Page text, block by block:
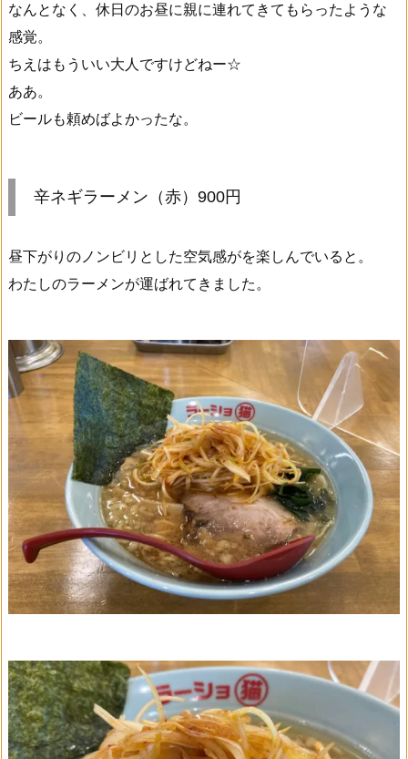
なんとなく、休日のお昼に親に連れてきてもらったような
感覚。
ちえはもういい大人ですけどねー☆
ああ。
ビールも頼めばよかったな。
辛ネギラーメン（赤）900円
昼下がりのノンビリとした空気感がを楽しんでいると。
わたしのラーメンが運ばれてきました。